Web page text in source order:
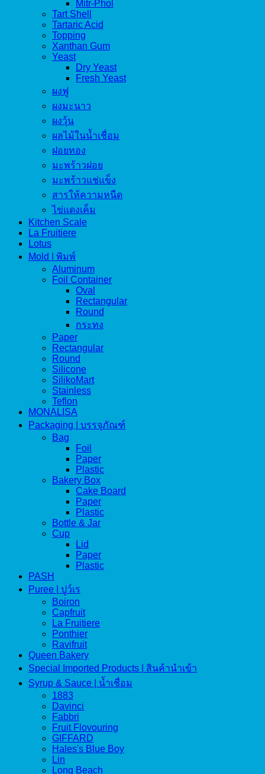
Mitr-Phol
Tart Shell
Tartaric Acid
Topping
Xanthan Gum
Yeast
Dry Yeast
Fresh Yeast
ผงฟู
ผงมะนาว
ผงวุ้น
ผลไม้ในน้ำเชื่อม
ฝอยทอง
มะพร้าวฝอย
มะพร้าวแช่แข็ง
สารให้ความหนืด
ไข่แดงเค็ม
Kitchen Scale
La Fruitiere
Lotus
Mold | พิมพ์
Aluminum
Foil Container
Oval
Rectangular
Round
กระทง
Paper
Rectangular
Round
Silicone
SilikoMart
Stainless
Teflon
MONALISA
Packaging | บรรจุภัณฑ์
Bag
Foil
Paper
Plastic
Bakery Box
Cake Board
Paper
Plastic
Bottle & Jar
Cup
Lid
Paper
Plastic
PASH
Puree | ปูว์เร
Boiron
Capfruit
La Fruitiere
Ponthier
Ravifruit
Queen Bakery
Special Imported Products | สินค้านำเข้า
Syrup & Sauce | น้ำเชื่อม
1883
Davinci
Fabbri
Fruit Flovouring
GIFFARD
Hales's Blue Boy
Lin
Long Beach